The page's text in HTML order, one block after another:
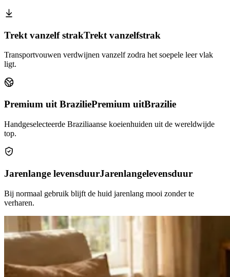
Trekt vanzelf strakTrekt vanzelfstrak
Transportvouwen verdwijnen vanzelf zodra het soepele leer vlak
ligt.
Premium uit BraziliePremium uitBrazilie
Handgeselecteerde Braziliaanse koeienhuiden uit de wereldwijde
top.
Jarenlange levensduurJarenlangelevensduur
Bij normaal gebruik blijft de huid jarenlang mooi zonder te
verharen.